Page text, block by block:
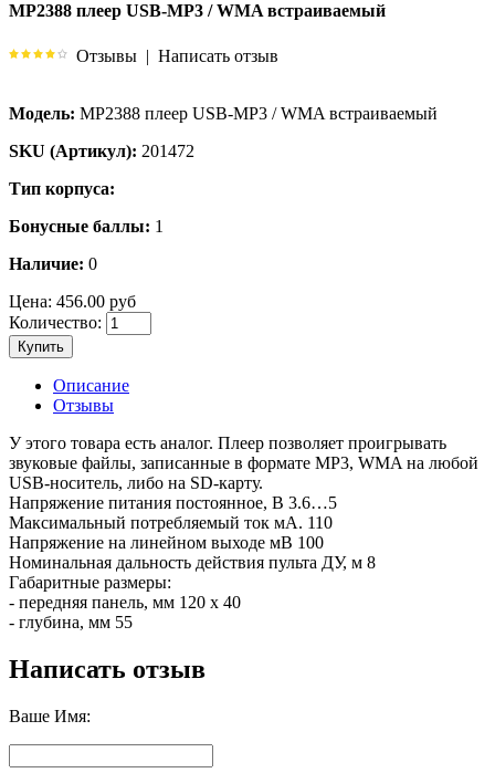
MP2388 плеер USB-MP3 / WMA встраиваемый
Отзывы | Написать отзыв
Модель: MP2388 плеер USB-MP3 / WMA встраиваемый
SKU (Артикул): 201472
Тип корпуса:
Бонусные баллы: 1
Наличие: 0
Цена: 456.00 руб
Количество:
Купить
Описание
Отзывы
У этого товара есть аналог. Плеер позволяет проигрывать
звуковые файлы, записанные в формате MP3, WMA на любой
USB-носитель, либо на SD-карту.
Напряжение питания постоянное, В 3.6…5
Максимальный потребляемый ток мА. 110
Напряжение на линейном выходе мВ 100
Номинальная дальность действия пульта ДУ, м 8
Габаритные размеры:
- передняя панель, мм 120 х 40
- глубина, мм 55
Написать отзыв
Ваше Имя: